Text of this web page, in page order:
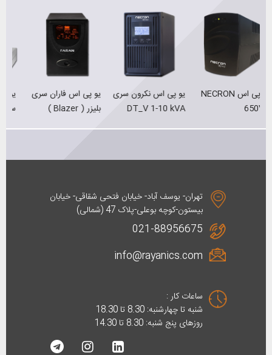
یو پی اس نکرون سری
DT_V 1-10 kVA
یو پی اس فاران سری
بلیزر ( Blazer )
یو پی اس نیروسان
سری HiTech-Rack
تهران- یوسف آباد- خیابان فتحی شقاقی- خیابان
بیستون-کوچه بوعلی-پلاک 47 (شمالی)
021-88956675
info@rayanics.com
ساعات کار :
شنبه تا چهارشنبه: 8.30 تا 18.30
روزهای پنج شنبه: 8.30 تا 14.30